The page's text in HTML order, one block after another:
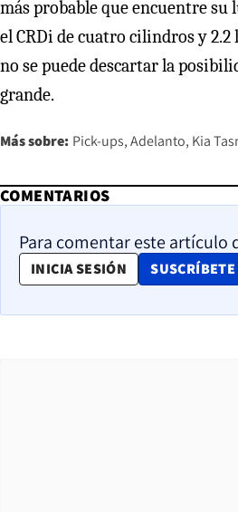
más probable que encuentre su
el CRDi de cuatro cilindros y
no se puede descartar la
grande.
Más sobre: Pick-ups Adelanto Kia
COMENTARIOS
Para comentar este artículo
INICIA SESIÓN SUSCRÍBETE
OPENS IN